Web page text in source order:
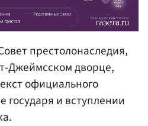
престолонаследия,
Джеймсском дворце,
официального
государя и вступлении